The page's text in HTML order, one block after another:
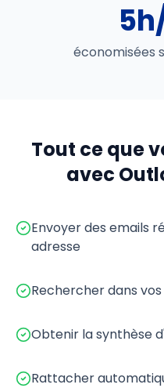
économisées
Tout ce que
avec
Envoyer des emails
adresse
Rechercher dans
Obtenir la synthèse
Rattacher